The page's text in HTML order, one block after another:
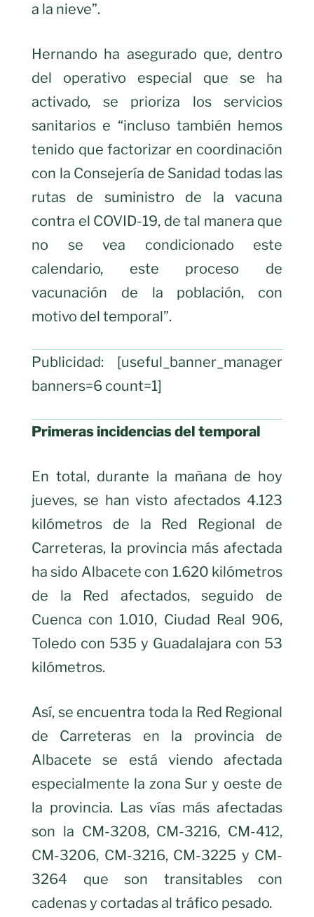
a la nieve”.
Hernando ha asegurado que, dentro
del operativo especial que se ha
activado, se prioriza los servicios
sanitarios e “incluso también hemos
tenido que factorizar en coordinación
con la Consejería de Sanidad todas las
rutas de suministro de la vacuna
contra el COVID-19, de tal manera que
no se vea condicionado este
calendario, este proceso de
vacunación de la población, con
motivo del temporal”.
Publicidad: [useful_banner_manager
banners=6 count=1]
Primeras incidencias del temporal
En total, durante la mañana de hoy
jueves, se han visto afectados 4.123
kilómetros de la Red Regional de
Carreteras, la provincia más afectada
ha sido Albacete con 1.620 kilómetros
de la Red afectados, seguido de
Cuenca con 1.010, Ciudad Real 906,
Toledo con 535 y Guadalajara con 53
kilómetros.
Así, se encuentra toda la Red Regional
de Carreteras en la provincia de
Albacete se está viendo afectada
especialmente la zona Sur y oeste de
la provincia. Las vías más afectadas
son la CM-3208, CM-3216, CM-412,
CM-3206, CM-3216, CM-3225 y CM-
3264 que son transitables con
cadenas y cortadas al tráfico pesado.